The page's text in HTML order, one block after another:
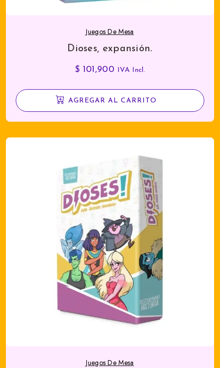
Juegos De Mesa
Dioses, expansión.
$ 101,900 IVA Incl.
AGREGAR AL CARRITO
Juegos De Mesa